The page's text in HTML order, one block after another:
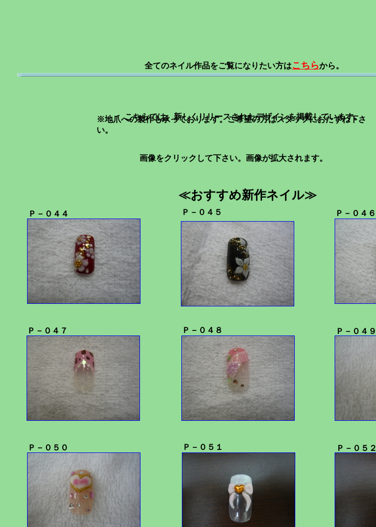
Ｐ－０４６
Ｐ－０４５
※地爪への製作も承っております。ご希望の方はスタッフにおたずね下さ
い。
こちらでは、新しくリリースされたデザインを掲載しています。
画像をクリックして下さい。画像が拡大されます。
Ｐ－０４９
Ｐ－０４８
≪おすすめ新作ネイル≫
Ｐ－０５２
Ｐ－０５１
Ｐ－０５０
Ｐ－０４７
Ｐ－０４４
全てのネイル作品をご覧になりたい方はこちらから。